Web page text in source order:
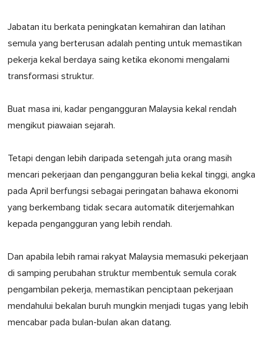
Jabatan itu berkata peningkatan kemahiran dan latihan
semula yang berterusan adalah penting untuk memastikan
pekerja kekal berdaya saing ketika ekonomi mengalami
transformasi struktur.
Buat masa ini, kadar pengangguran Malaysia kekal rendah
mengikut piawaian sejarah.
Tetapi dengan lebih daripada setengah juta orang masih
mencari pekerjaan dan pengangguran belia kekal tinggi, angka
pada April berfungsi sebagai peringatan bahawa ekonomi
yang berkembang tidak secara automatik diterjemahkan
kepada pengangguran yang lebih rendah.
Dan apabila lebih ramai rakyat Malaysia memasuki pekerjaan
di samping perubahan struktur membentuk semula corak
pengambilan pekerja, memastikan penciptaan pekerjaan
mendahului bekalan buruh mungkin menjadi tugas yang lebih
mencabar pada bulan-bulan akan datang.